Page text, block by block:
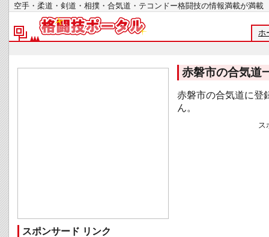
空手・柔道・剣道・相撲・合気道・テコンドー格闘技の情報満載が
ホ
赤磐市の合気道
赤磐市の合気道に登
ん。
ス
スポンサード リンク